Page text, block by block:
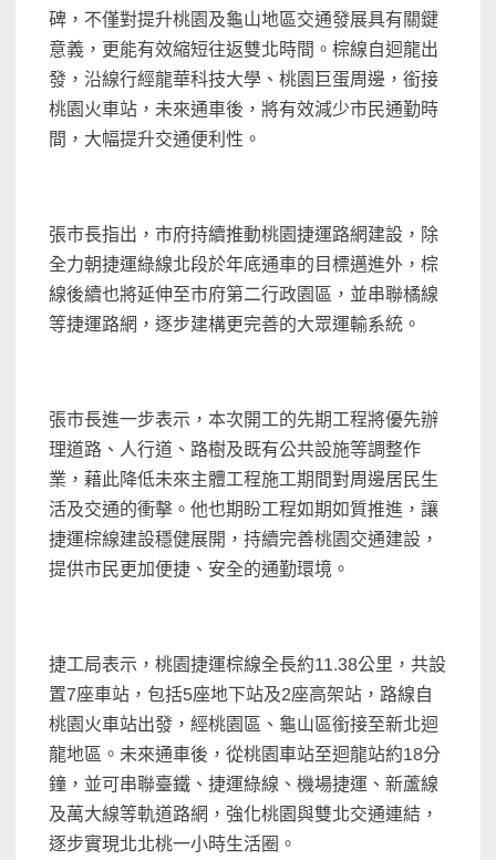
碑，不僅對提升桃園及龜山地區交通發展具有關鍵
意義，更能有效縮短往返雙北時間。棕線自迴龍出
發，沿線行經龍華科技大學、桃園巨蛋周邊，銜接
桃園火車站，未來通車後，將有效減少市民通勤時
間，大幅提升交通便利性。
張市長指出，市府持續推動桃園捷運路網建設，除
全力朝捷運綠線北段於年底通車的目標邁進外，棕
線後續也將延伸至市府第二行政園區，並串聯橘線
等捷運路網，逐步建構更完善的大眾運輸系統。
張市長進一步表示，本次開工的先期工程將優先辦
理道路、人行道、路樹及既有公共設施等調整作
業，藉此降低未來主體工程施工期間對周邊居民生
活及交通的衝擊。他也期盼工程如期如質推進，讓
捷運棕線建設穩健展開，持續完善桃園交通建設，
提供市民更加便捷、安全的通勤環境。
捷工局表示，桃園捷運棕線全長約11.38公里，共設
置7座車站，包括5座地下站及2座高架站，路線自
桃園火車站出發，經桃園區、龜山區銜接至新北迴
龍地區。未來通車後，從桃園車站至迴龍站約18分
鐘，並可串聯臺鐵、捷運綠線、機場捷運、新蘆線
及萬大線等軌道路網，強化桃園與雙北交通連結，
逐步實現北北桃一小時生活圈。